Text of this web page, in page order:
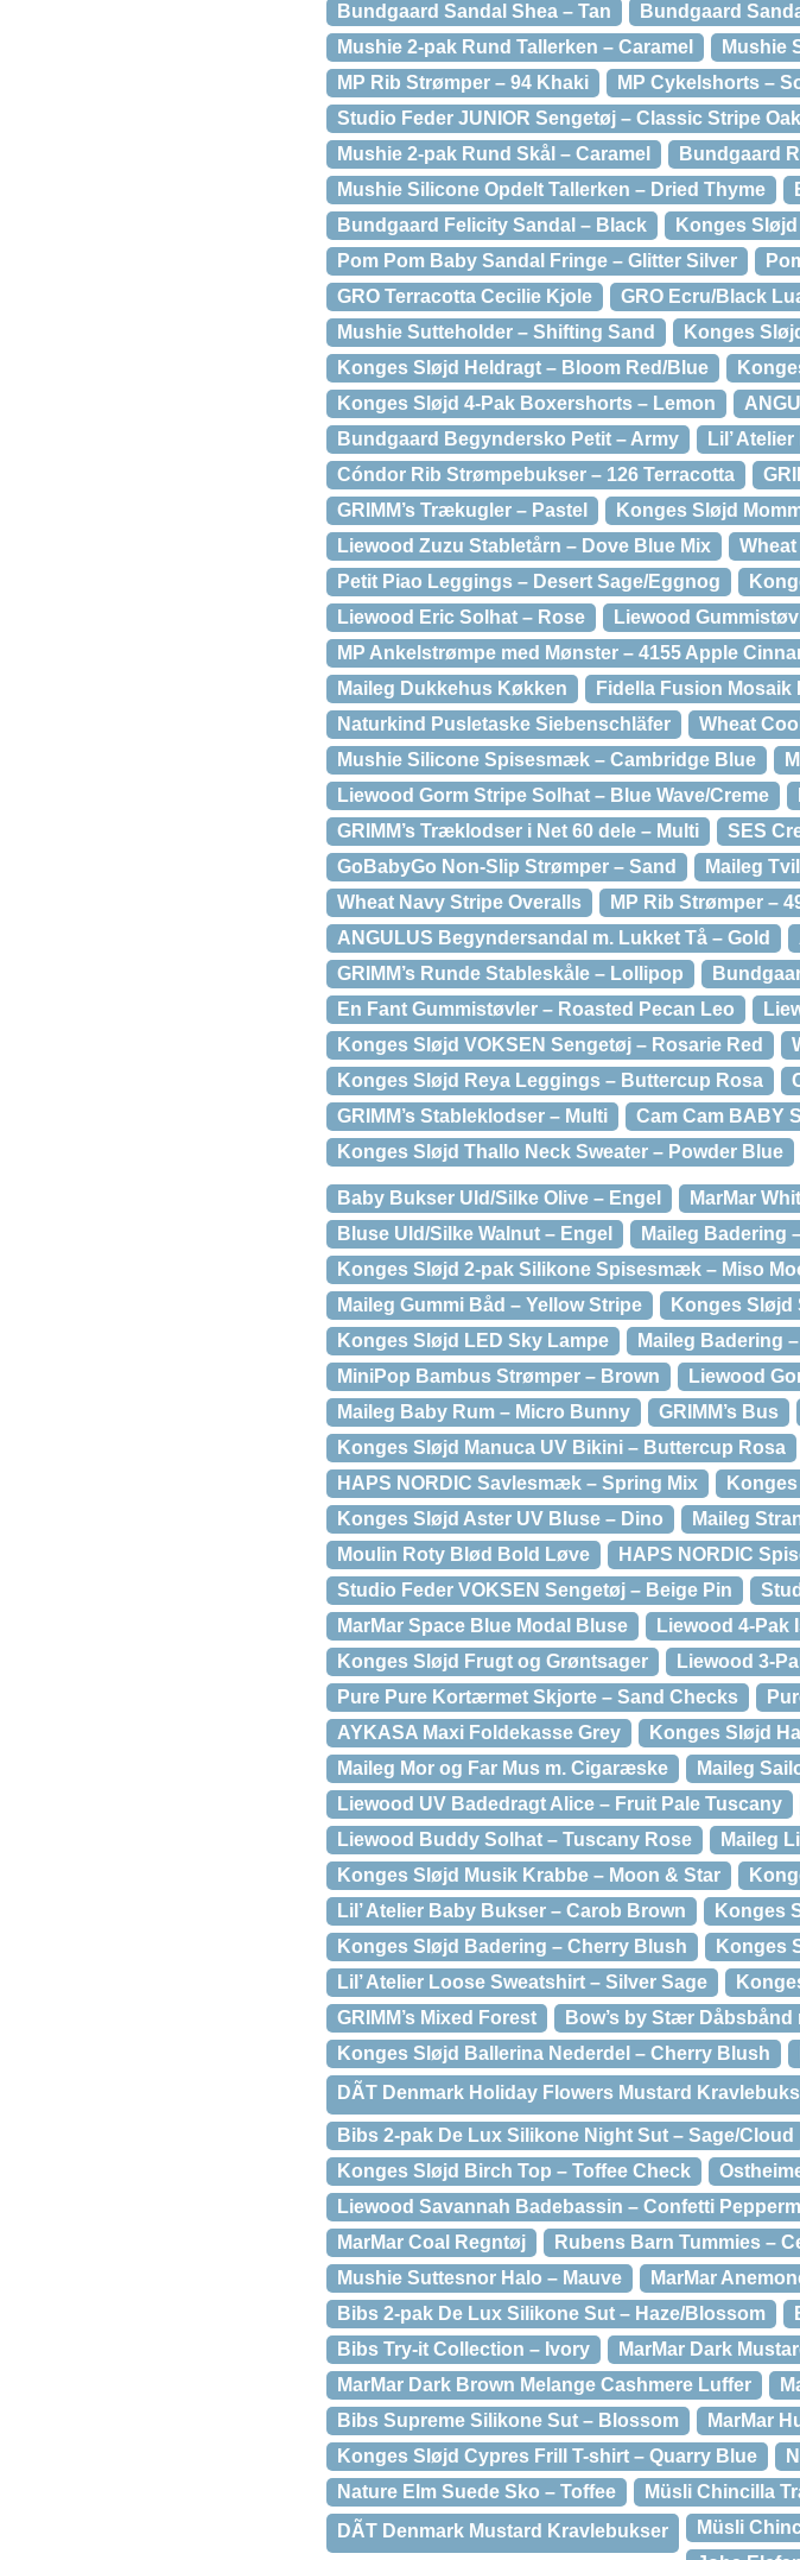
Bundgaard Sandal Shea – Tan
Bundgaard
Mushie 2-pak Rund Tallerken – Caramel
Mushie
MP Rib Strømper – 94 Khaki
MP Cykelshorts –
Studio Feder JUNIOR Sengetøj – Classic Stripe Oak
Mushie 2-pak Rund Skål – Caramel
Bundgaard
Mushie Silicone Opdelt Tallerken – Dried Thyme
Bundgaard Felicity Sandal – Black
Konges
Pom Pom Baby Sandal Fringe – Glitter Silver
GRO Terracotta Cecilie Kjole
GRO Ecru/Black
Mushie Sutteholder – Shifting Sand
Konges
Konges Sløjd Heldragt – Bloom Red/Blue
Konges Sløjd 4-Pak Boxershorts – Lemon
Bundgaard Begyndersko Petit – Army
Lil’
Cóndor Rib Strømpebukser – 126 Terracotta
GRIMM’s Trækugler – Pastel
Konges Sløjd
Liewood Zuzu Stabletårn – Dove Blue Mix
Petit Piao Leggings – Desert Sage/Eggnog
Liewood Eric Solhat – Rose
Liewood
MP Ankelstrømpe med Mønster – 4155 Apple
Maileg Dukkehus Køkken
Fidella Fusion
Naturkind Pusletaske Siebenschläfer
Wheat
Mushie Silicone Spisesmæk – Cambridge Blue
Liewood Gorm Stripe Solhat – Blue Wave/Creme
GRIMM’s Træklodser i Net 60 dele – Multi
SES
GoBabyGo Non-Slip Strømper – Sand
Maileg
Wheat Navy Stripe Overalls
MP Rib Strømper –
ANGULUS Begyndersandal m. Lukket Tå – Gold
GRIMM’s Runde Stableskåle – Lollipop
En Fant Gummistøvler – Roasted Pecan Leo
Konges Sløjd VOKSEN Sengetøj – Rosarie Red
Konges Sløjd Reya Leggings – Buttercup Rosa
GRIMM’s Stableklodser – Multi
Cam Cam BABY
Konges Sløjd Thallo Neck Sweater – Powder Blue
Baby Bukser Uld/Silke Olive – Engel MarMar
Bluse Uld/Silke Walnut – Engel
Maileg Badering
Konges Sløjd 2-pak Silikone Spisesmæk – Miso
Maileg Gummi Båd – Yellow Stripe
Konges Sløjd
Konges Sløjd LED Sky Lampe
Maileg Badering
MiniPop Bambus Strømper – Brown
Liewood
Maileg Baby Rum – Micro Bunny
GRIMM’s Bus
Konges Sløjd Manuca UV Bikini – Buttercup Rosa
HAPS NORDIC Savlesmæk – Spring Mix
Konges Sløjd Aster UV Bluse – Dino
Maileg
Moulin Roty Blød Bold Løve
HAPS NORDIC
Studio Feder VOKSEN Sengetøj – Beige Pin
MarMar Space Blue Modal Bluse
Liewood 4-Pak
Konges Sløjd Frugt og Grøntsager
Liewood 3-
Pure Pure Kortærmet Skjorte – Sand Checks
AYKASA Maxi Foldekasse Grey
Konges Sløjd
Maileg Mor og Far Mus m. Cigaræske
Maileg
Liewood UV Badedragt Alice – Fruit Pale Tuscany
Liewood Buddy Solhat – Tuscany Rose
Maileg
Konges Sløjd Musik Krabbe – Moon & Star
Lil’ Atelier Baby Bukser – Carob Brown
Konges
Konges Sløjd Badering – Cherry Blush
Konges
Lil’ Atelier Loose Sweatshirt – Silver Sage
GRIMM’s Mixed Forest
Bow’s by Stær Dåbsbånd
Konges Sløjd Ballerina Nederdel – Cherry Blush
DÃT Denmark Holiday Flowers Mustard
Bibs 2-pak De Lux Silikone Night Sut – Sage/Cloud
Konges Sløjd Birch Top – Toffee Check
Liewood Savannah Badebassin – Confetti
MarMar Coal Regntøj
Rubens Barn Tummies –
Mushie Suttesnor Halo – Mauve
MarMar
Bibs 2-pak De Lux Silikone Sut – Haze/Blossom
Bibs Try-it Collection – Ivory
MarMar Dark
MarMar Dark Brown Melange Cashmere Luffer
Bibs Supreme Silikone Sut – Blossom
MarMar
Konges Sløjd Cypres Frill T-shirt – Quarry Blue
Nature Elm Suede Sko – Toffee
Müsli Chincilla
DÃT Denmark Mustard Kravlebukser
Müsli